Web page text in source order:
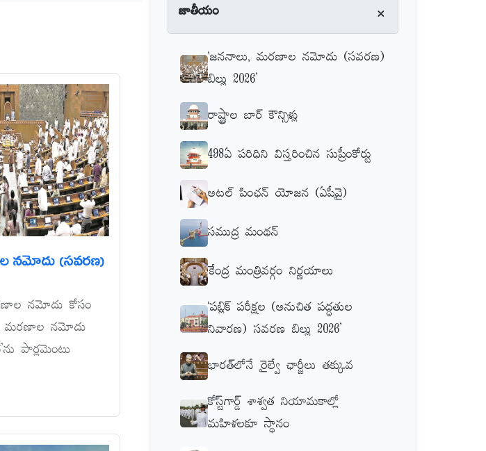
నమోదు (సవరణ)
నమోదు కోసం
మరణాల నమోదు
పార్లమెంటు
జాతీయం +
‘జననాలు, మరణాల నమోదు (సవరణ)
బిల్లు 2026’
రాష్ట్రాల బార్‌ కౌన్సిళ్లు
498ఏ పరిధిని విస్తరించిన సుప్రీంకోర్టు
అటల్‌ పింఛన్‌ యోజన (ఏపీవై)
సముద్ర మంథన్‌
కేంద్ర మంత్రివర్గం నిర్ణయాలు
‘పబ్లిక్‌ పరీక్షల (అనుచిత పద్ధతుల
నివారణ) సవరణ బిల్లు 2026’
భారత్‌లోనే రైల్వే ఛార్జీలు తక్కువ
కోస్ట్‌గార్డ్‌ శాశ్వత నియామకాల్లో
మహిళలకూ స్థానం